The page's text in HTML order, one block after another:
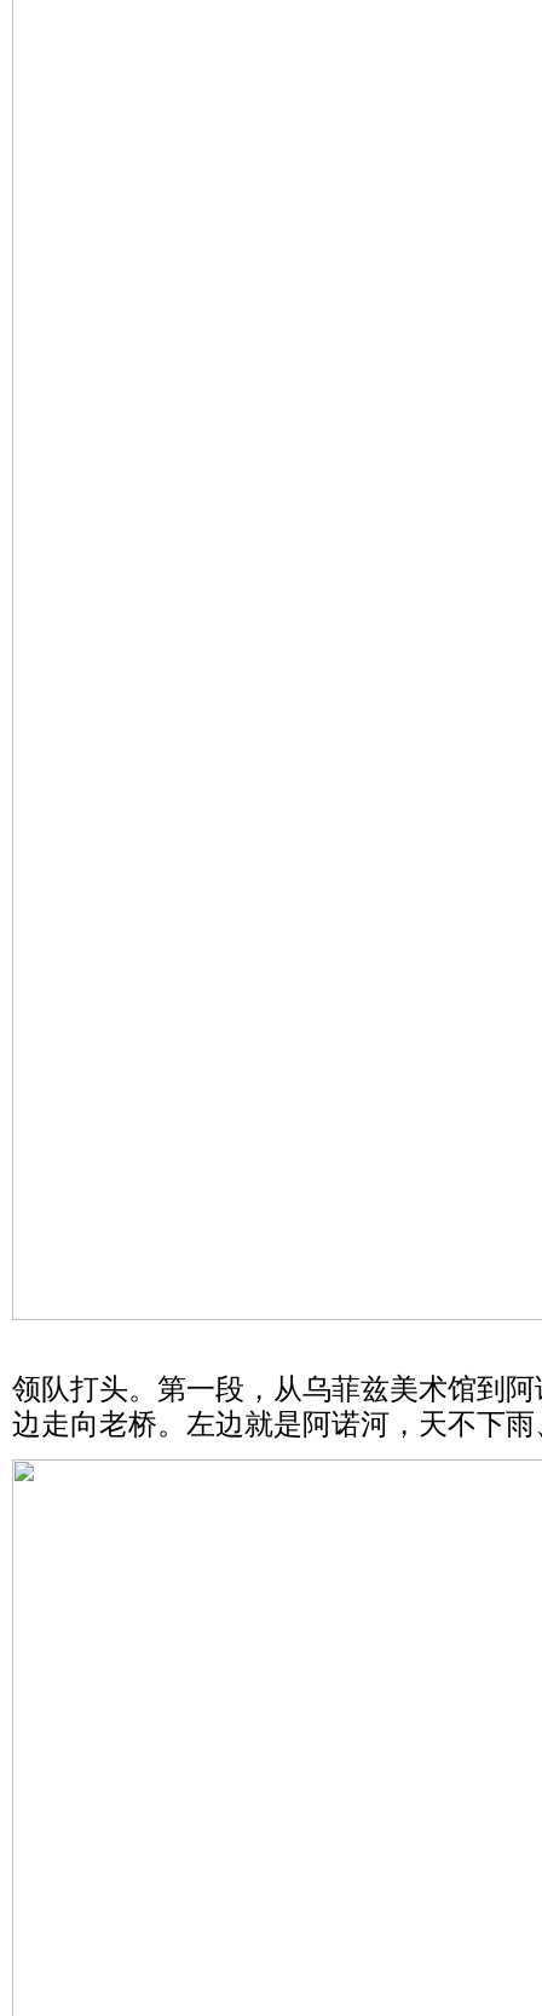
领队打头。第一段，从乌菲兹美术馆到
边走向老桥。左边就是阿诺河，天不下